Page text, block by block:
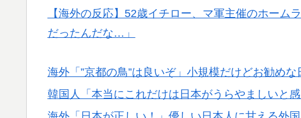
【海外の反応】52歳イチロー、マ軍主催のホーム
だったんだな…」
海外「”京都の鳥”は良いぞ」小規模だけどお勧め
韓国人「本当にこれだけは日本がうらやましいと